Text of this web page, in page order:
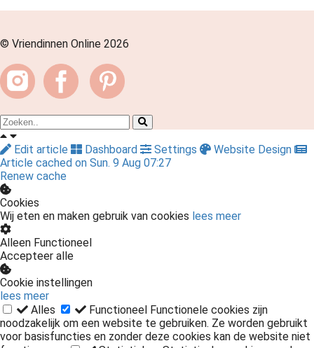
© Vriendinnen Online 2026
Edit article Dashboard Settings
Website Design
Article cached on Sun. 9 Aug 07:27
Renew cache
Cookies
Wij eten en maken gebruik van cookies lees meer
Alleen Functioneel
Accepteer alle
Cookie instellingen
lees meer
Alles
Functioneel Functionele cookies zijn
noodzakelijk om een website te gebruiken. Ze worden gebruikt
voor basisfuncties en zonder deze cookies kan de website niet